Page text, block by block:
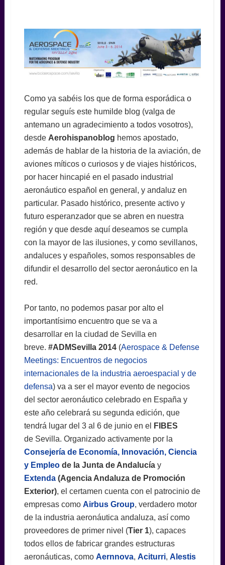
Como ya sabéis los que de forma esporádica o
regular seguís este humilde blog (valga de
antemano un agradecimiento a todos vosotros),
desde Aerohispanoblog hemos apostado,
además de hablar de la historia de la aviación, de
aviones míticos o curiosos y de viajes históricos,
por hacer hincapié en el pasado industrial
aeronáutico español en general, y andaluz en
particular. Pasado histórico, presente activo y
futuro esperanzador que se abren en nuestra
región y que desde aquí deseamos se cumpla
con la mayor de las ilusiones, y como sevillanos,
andaluces y españoles, somos responsables de
difundir el desarrollo del sector aeronáutico en la
red.
Por tanto, no podemos pasar por alto el
importantísimo encuentro que se va a
desarrollar en la ciudad de Sevilla en
breve. #ADMSevilla 2014(Aerospace & Defense
Meetings: Encuentros de negocios
internacionales de la industria aeroespacial y de
defensa) va a ser el mayor evento de negocios
del sector aeronáutico celebrado en España y
este año celebrará su segunda edición, que
tendrá lugar del 3 al 6 de junio en el
FIBES
de Sevilla. Organizado activamente por la
Consejería de Economía, Innovación, Ciencia
y Empleode la Junta de Andalucíay
Extenda(Agencia Andaluza de Promoción
Exterior), el certamen cuenta con el patrocinio de
empresas como Airbus Group, verdadero motor
de la industria aeronáutica andaluza, así como
proveedores de primer nivel (Tier 1), capaces
todos ellos de fabricar grandes estructuras
aeronáuticas, como Aernnova, Aciturri, Alestis